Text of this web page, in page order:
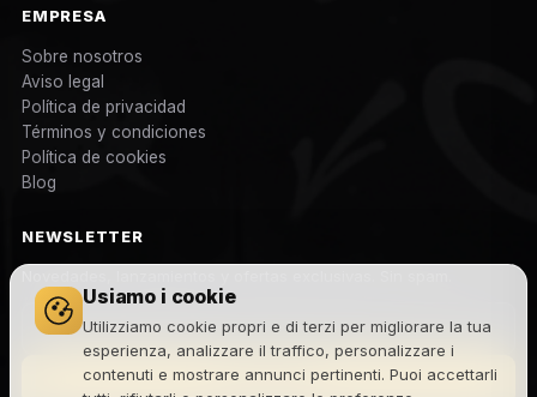
Usiamo i cookie
Utilizziamo cookie propri e di terzi per migliorare la tua
esperienza, analizzare il traffico, personalizzare i
contenuti e mostrare annunci pertinenti. Puoi accettarli
EMPRESA
Sobre nosotros
Aviso legal
Política de privacidad
Términos y condiciones
Política de cookies
Blog
NEWSLETTER
Suscribirme